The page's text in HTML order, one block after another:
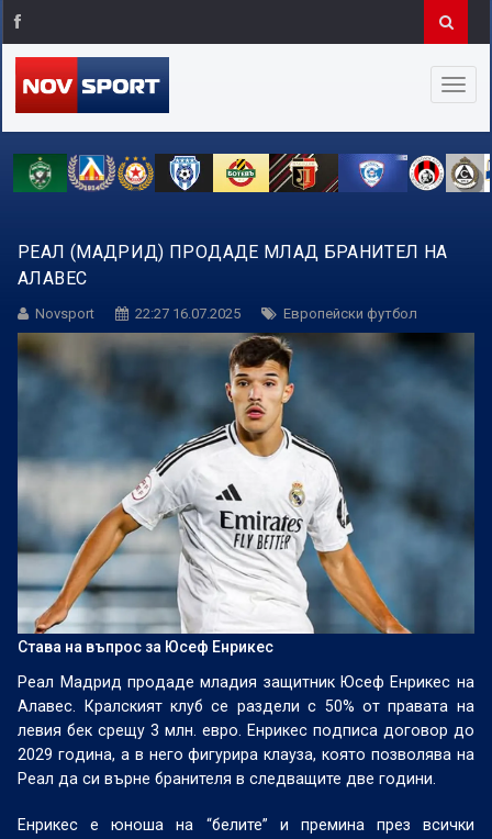
РЕАЛ (МАДРИД) ПРОДАДЕ МЛАД БРАНИТЕЛ НА
АЛАВЕС
Novsport 22:27 16.07.2025 Европейски футбол
Става на въпрос за Юсеф Енрикес
Реал Мадрид продаде младия защитник Юсеф Енрикес на
Алавес. Кралският клуб се раздели с 50% от правата на
левия бек срещу 3 млн. евро. Енрикес подписа договор до
2029 година, а в него фигурира клауза, която позволява на
Реал да си върне бранителя в следващите две години.
Енрикес е юноша на “белите” и премина през всички